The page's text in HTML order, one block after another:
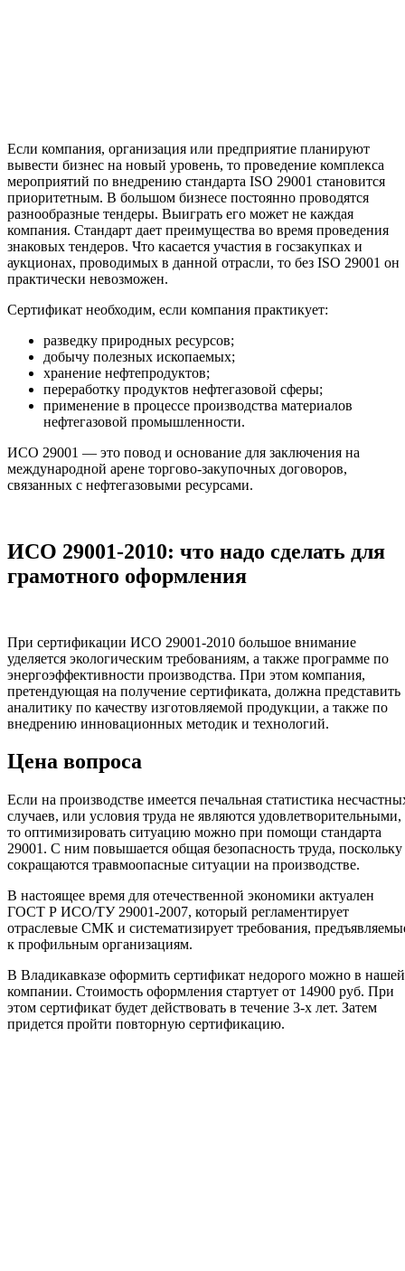
Если компания, организация или предприятие планируют
вывести бизнес на новый уровень, то проведение комплекса
мероприятий по внедрению стандарта ISO 29001 становится
приоритетным. В большом бизнесе постоянно проводятся
разнообразные тендеры. Выиграть его может не каждая
компания. Стандарт дает преимущества во время проведения
знаковых тендеров. Что касается участия в госзакупках и
аукционах, проводимых в данной отрасли, то без ISO 29001 он
практически невозможен.
Сертификат необходим, если компания практикует:
разведку природных ресурсов;
добычу полезных ископаемых;
хранение нефтепродуктов;
переработку продуктов нефтегазовой сферы;
применение в процессе производства материалов
нефтегазовой промышленности.
ИСО 29001 — это повод и основание для заключения на
международной арене торгово-закупочных договоров,
связанных с нефтегазовыми ресурсами.
ИСО 29001-2010: что надо сделать для
грамотного оформления
При сертификации ИСО 29001-2010 большое внимание
уделяется экологическим требованиям, а также программе по
энергоэффективности производства. При этом компания,
претендующая на получение сертификата, должна представить
аналитику по качеству изготовляемой продукции, а также по
внедрению инновационных методик и технологий.
Цена вопроса
Если на производстве имеется печальная статистика
случаев, или условия труда не являются удовлетворительными,
то оптимизировать ситуацию можно при помощи стандарта
29001. С ним повышается общая безопасность труда, поскольку
сокращаются травмоопасные ситуации на производстве.
В настоящее время для отечественной экономики актуален
ГОСТ Р ИСО/ТУ 29001-2007, который регламентирует
отраслевые СМК и систематизирует требования,
к профильным организациям.
В Владикавказе оформить сертификат недорого можно в нашей
компании. Стоимость оформления стартует от 14900 руб. При
этом сертификат будет действовать в течение 3-х лет. Затем
придется пройти повторную сертификацию.